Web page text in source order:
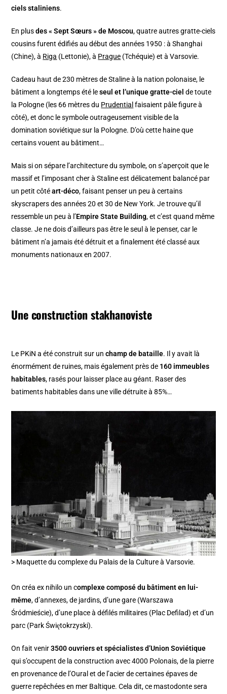
ciels staliniens.
En plusdes « Sept Sœurs » de Moscou, quatre autres gratte-ciels
cousins furent édifiés au début des années 1950 : à Shanghai
(Chine), à Riga (Lettonie), à Prague (Tchéquie) et à Varsovie.
Cadeau haut de 230 mètres de Staline à la nation polonaise, le
bâtiment a longtemps été leseul et l’unique gratte-ciel de toute
la Pologne (les 66 mètres du Prudential faisaient pâle figure à
côté), et donc le symbole outrageusement visible de la
domination soviétique sur la Pologne. D’où cette haine que
certains vouent au bâtiment…
Mais si on sépare l’architecture du symbole, on s’aperçoit que le
massif et l’imposant cher à Staline est délicatement balancé par
un petit côtéart-déco, faisant penser un peu à certains
skyscrapers des années 20 et 30 de New York. Je trouve qu’il
ressemble un peu à l’Empire State Building, et c’est quand même
classe. Je ne dois d’ailleurs pas être le seul à le penser, car le
bâtiment n’a jamais été détruit et a finalement été classé aux
monuments nationaux en 2007.
Une construction stakhanoviste
Le PKiN a été construit sur unchamp de bataille. Il y avait là
énormément de ruines, mais également près de 160 immeubles
habitables, rasés pour laisser place au géant. Raser des
batiments habitables dans une ville détruite à 85%…
> Maquette du complexe du Palais de la Culture à Varsovie.
On créa ex nihilo un complexe composé du bâtiment en lui-
même, d’annexes, de jardins, d’une gare (Warszawa
Śródmieście), d’une place à défilés militaires (Plac Defilad) et d’un
parc (Park Świętokrzyski).
On fait venir3500 ouvriers et spécialistes d’Union Soviétique
qui s’occupent de la construction avec 4000 Polonais, de la pierre
en provenance de l’Oural et de l’acier de certaines épaves de
guerre repêchées en mer Baltique. Cela dit, ce mastodonte sera